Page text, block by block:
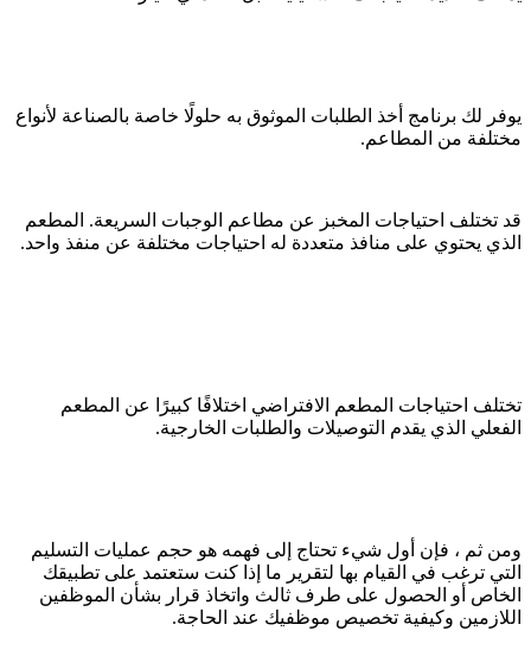
يوفر لك برنامج أخذ الطلبات الموثوق به حلولًا خاصة بالصناعة لأنواع
مختلفة من المطاعم.
قد تختلف احتياجات المخبز عن مطاعم الوجبات السريعة. المطعم
الذي يحتوي على منافذ متعددة له احتياجات مختلفة عن منفذ واحد.
تختلف احتياجات المطعم الافتراضي اختلافًا كبيرًا عن المطعم
الفعلي الذي يقدم التوصيلات والطلبات الخارجية.
ومن ثم ، فإن أول شيء تحتاج إلى فهمه هو حجم عمليات التسليم
التي ترغب في القيام بها لتقرير ما إذا كنت ستعتمد على تطبيقك
الخاص أو الحصول على طرف ثالث واتخاذ قرار بشأن الموظفين
اللازمين وكيفية تخصيص موظفيك عند الحاجة.